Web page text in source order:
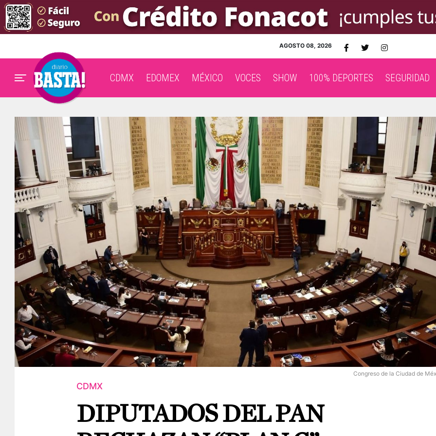
AGOSTO 08, 2026
CDMX EDOMEX MÉXICO VOCES SHOW 100% DEPORTES SEGURIDAD
Congreso de la Ciudad de
CDMX
DIPUTADOS DEL PAN